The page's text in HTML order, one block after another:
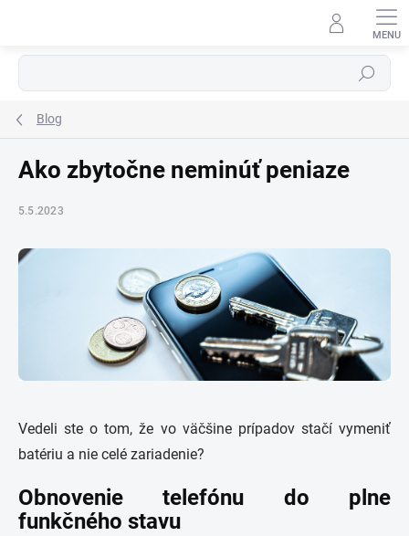
Hľadať
Blog
Ako zbytočne neminúť peniaze
5.5.2023
Vedeli ste o tom, že vo väčšine prípadov stačí vymeniť
batériu a nie celé zariadenie?
Obnovenie telefónu do plne
funkčného stavu
⬇